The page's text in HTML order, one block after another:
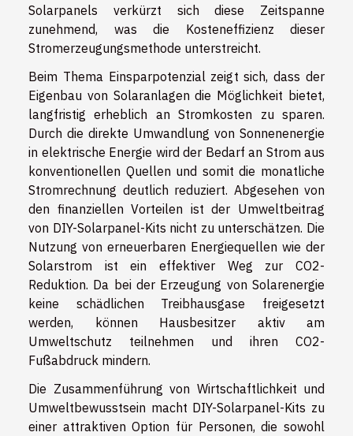
Solarpanels verkürzt sich diese Zeitspanne
zunehmend, was die Kosteneffizienz dieser
Stromerzeugungsmethode unterstreicht.
Beim Thema Einsparpotenzial zeigt sich, dass der
Eigenbau von Solaranlagen die Möglichkeit bietet,
langfristig erheblich an Stromkosten zu sparen.
Durch die direkte Umwandlung von Sonnenenergie
in elektrische Energie wird der Bedarf an Strom aus
konventionellen Quellen und somit die monatliche
Stromrechnung deutlich reduziert. Abgesehen von
den finanziellen Vorteilen ist der Umweltbeitrag
von DIY-Solarpanel-Kits nicht zu unterschätzen. Die
Nutzung von erneuerbaren Energiequellen wie der
Solarstrom ist ein effektiver Weg zur CO2-
Reduktion. Da bei der Erzeugung von Solarenergie
keine schädlichen Treibhausgase freigesetzt
werden, können Hausbesitzer aktiv am
Umweltschutz teilnehmen und ihren CO2-
Fußabdruck mindern.
Die Zusammenführung von Wirtschaftlichkeit und
Umweltbewusstsein macht DIY-Solarpanel-Kits zu
einer attraktiven Option für Personen, die sowohl